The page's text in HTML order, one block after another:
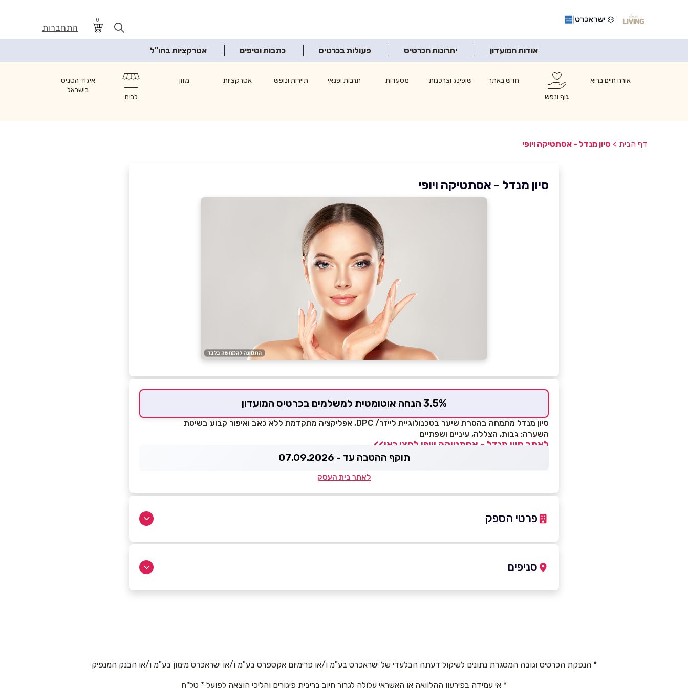
0
התחברות
אודות המועדון יתרונות הכרטיס פעולות בכרטיס כתבות וטיפים אטרקציות בחו"ל
אורח חיים בריא
גוף ונפש
חדש באתר שופינג וצרכנות מסעדות תרבות ופנאי תיירות ונופש אטרקציות
מזון
לבית
איגוד הטניס
בישראל
דף הבית > סיון מנדל - אסתטיקה ויופי
סיון מנדל - אסתטיקה ויופי
3.5% הנחה אוטומטית למשלמים בכרטיס המועדון
סיון מנדל מתמחה בהסרת שיער בטכנולוגיית לייזר/ DPC, אפליקציה מתקדמת ללא כאב ואיפור קבוע בשיטת
השערה: גבות, הצללה, עיניים ושפתיים
לאתר סיון מנדל - אסתטיקה ויופי לחצו כאן>>
תוקף ההטבה עד - 07.09.2026
לאתר בית העסק
פרטי הספק
באתר
אימייל
סניפים
* הנפקת הכרטיס וגובה המסגרת נתונים לשיקול דעתה הבלעדי של ישראכרט בע"מ ו/או פרימיום אקספרס בע"מ ו/או ישראכרט מימון בע"מ ו/או הבנק המנפיק
* אי עמידה בפירעון ההלוואה או האשראי עלולה לגרור חיוב בריבית פיגורים והליכי הוצאה לפועל * טל"ח